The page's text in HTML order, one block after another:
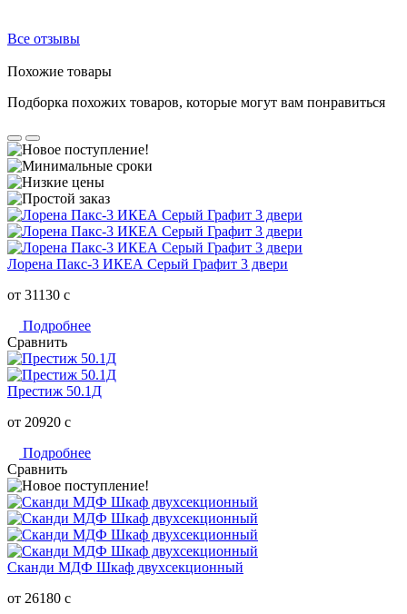
Все отзывы
Похожие товары
Подборка похожих товаров, которые могут вам понравиться
Лорена Пакс-3 ИКЕА Серый Графит 3 двери
от 31130 c
Подробнее
Сравнить
Престиж 50.1Д
от 20920 c
Подробнее
Сравнить
Сканди МДФ Шкаф двухсекционный
от 26180 c